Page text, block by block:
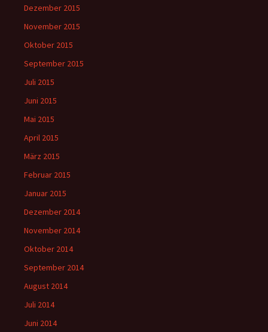
Dezember 2015
November 2015
Oktober 2015
September 2015
Juli 2015
Juni 2015
Mai 2015
April 2015
März 2015
Februar 2015
Januar 2015
Dezember 2014
November 2014
Oktober 2014
September 2014
August 2014
Juli 2014
Juni 2014